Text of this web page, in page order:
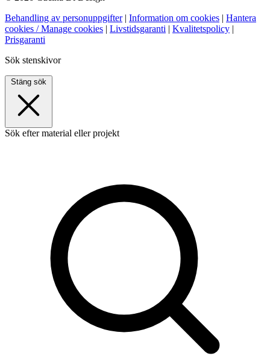
Behandling av personuppgifter | Information om cookies | Hantera
cookies / Manage cookies | Livstidsgaranti | Kvalitetspolicy |
Prisgaranti
Sök stenskivor
Stäng sök
Sök efter material eller projekt